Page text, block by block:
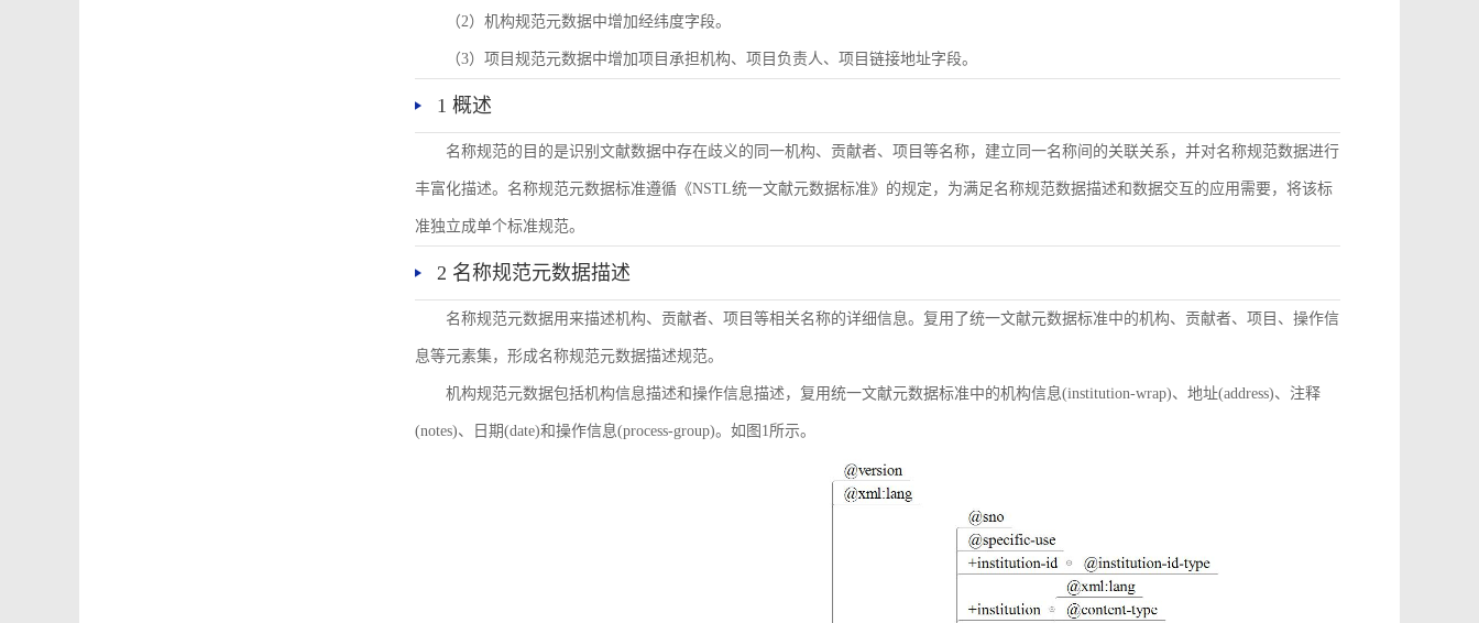
（2）机构规范元数据中增加经纬度字段。
（3）项目规范元数据中增加项目承担机构、项目负责人、项目链接地址字段。
1 概述
名称规范的目的是识别文献数据中存在歧义的同一机构、贡献者、项目等名称，建立同一名称间的关联关系，并对名称规范数据进行
丰富化描述。名称规范元数据标准遵循《NSTL统一文献元数据标准》的规定，为满足名称规范数据描述和数据交互的应用需要，将该标
准独立成单个标准规范。
2 名称规范元数据描述
名称规范元数据用来描述机构、贡献者、项目等相关名称的详细信息。复用了统一文献元数据标准中的机构、贡献者、项目、操作信
息等元素集，形成名称规范元数据描述规范。
机构规范元数据包括机构信息描述和操作信息描述，复用统一文献元数据标准中的机构信息(institution-wrap)、地址(address)、注释
(notes)、日期(date)和操作信息(process-group)。如图1所示。